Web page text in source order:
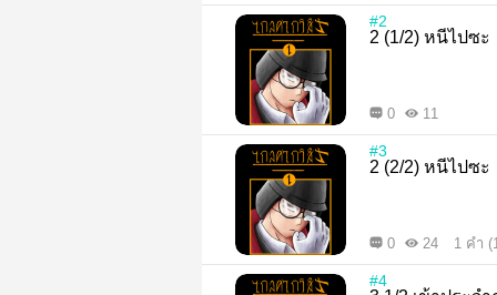
#2
2 (1/2) หนีไปซะ
0 11
#3
2 (2/2) หนีไปซะ
0 24 1 คำ
#4